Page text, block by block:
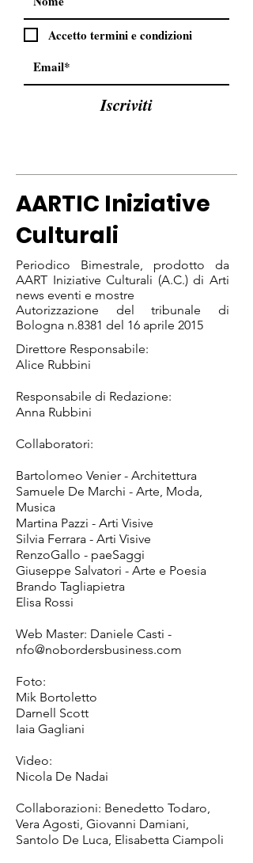
Accetto termini e condizioni
Iscriviti
AARTIC Iniziative
Culturali
Periodico Bimestrale, prodotto da
AART Iniziative Culturali (A.C.) di Arti
news eventi e mostre
Autorizzazione del tribunale di
Bologna n.8381 del 16 aprile 2015
Direttore Responsabile:
Alice Rubbini
Responsabile di Redazione:
Anna Rubbini
Collaboratori:
Bartolomeo Venier - Architettura
Samuele De Marchi - Arte, Moda,
Musica
Martina Pazzi - Arti Visive
Silvia Ferrara - Arti Visive
​RenzoGallo - paeSaggi
Giuseppe Salvatori - Arte e Poesia
Brando Tagliapietra
Elisa Rossi
Web Master: Daniele Casti -
nfo@nobordersbusiness.com
Foto:
Mik Bortoletto
Darnell Scott
Iaia Gagliani
Video:
Nicola De Nadai
Collaborazioni: Benedetto Todaro,
Vera Agosti, Giovanni Damiani,
Santolo De Luca, Elisabetta Ciampoli